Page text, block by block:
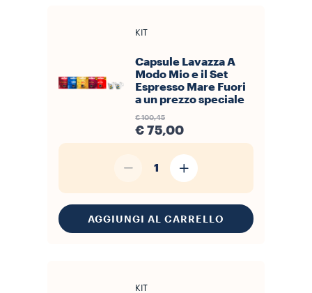
KIT
Capsule Lavazza A
Modo Mio e il Set
Espresso Mare Fuori
a un prezzo speciale
€ 100,45
€ 75,00
1
AGGIUNGI AL CARRELLO
KIT